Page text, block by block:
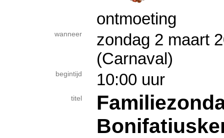
ontmoeting
wanneer
zondag 2
(Carnaval)
begintijd 10:00 uur
titel